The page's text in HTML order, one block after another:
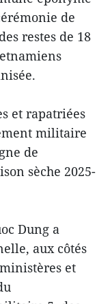
de
restes de 18
et rapatriées
militaire
de
sèche 2025-
Dung a
aux côtés
et